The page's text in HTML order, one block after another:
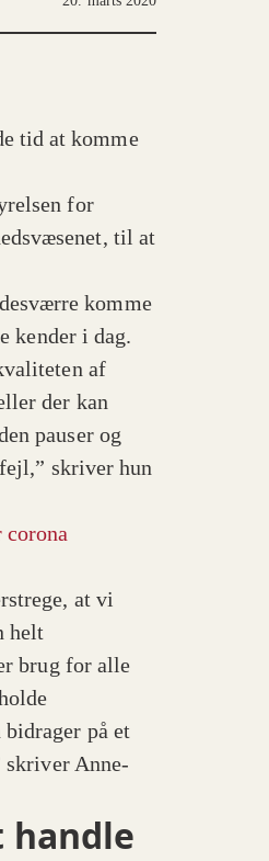
tid at komme
for
til at
komme
kender i dag.
af
der kan
pauser og
skriver hun
corona
at vi
helt
brug for alle
bidrager på et
skriver Anne-
handle